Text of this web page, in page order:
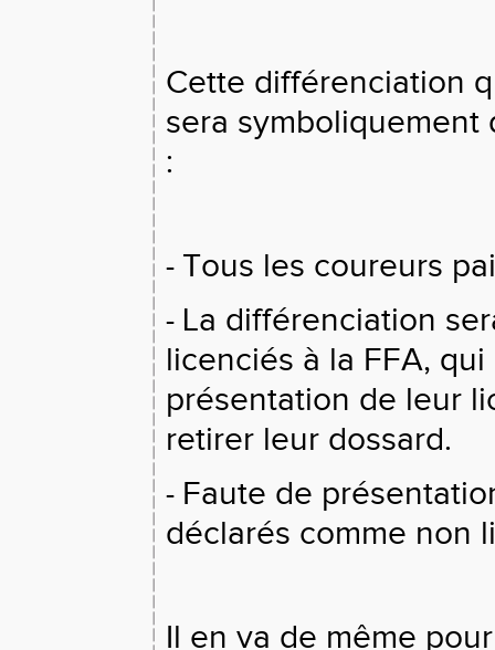
Cette différenciation
sera
:
- Tous les coureurs
- La différenciation
licenciés à la FFA,
présentation de leur
retirer leur dossard.
- Faute de
déclarés comme non
Il en va de même